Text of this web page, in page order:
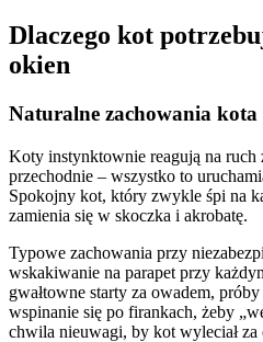
Dlaczego kot
okien
Naturalne zachowania
Koty instynktownie reagują na ruch
przechodnie – wszystko to
Spokojny kot, który zwykle śpi na
zamienia się w skoczka i akrobatę.
Typowe zachowania przy
wskakiwanie na parapet przy
gwałtowne starty za owadem,
wspinanie się po firankach, żeby
chwila nieuwagi, by kot wyleciał za